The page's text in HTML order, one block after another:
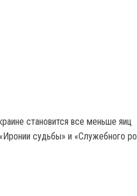
становится все меньше яиц
судьбы» и «Служебного